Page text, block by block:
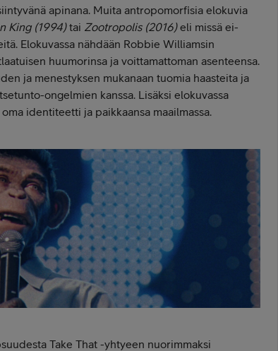
apinana. Muita antropomorfisia elokuvia
King (1994)tai Zootropolis (2016)eli missä ei-
Elokuvassa nähdään Robbie Williamsin
huumorinsa ja voittamattoman asenteensa.
ja menestyksen mukanaan tuomia haasteita ja
ongelmien kanssa. Lisäksi elokuvassa
identiteetti ja paikkaansa maailmassa.
Take That -yhtyeen nuorimmaksi